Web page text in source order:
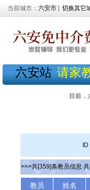
当前城市： 六安市 [ 切换其它
六安站 请家
目前，
ID
>>>共[359]条教员信息
教员
姓名